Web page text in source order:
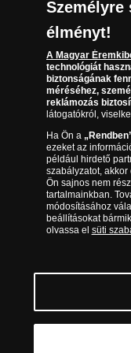
Az érmék és érmek
Gyakran ismételt
Adatkezelés
(díjmentesen
óra között,
Magyar Éremkibocsátó Kft.
Bláthy Ottó utca 3-5.)
Személyre
élményt!
A Magyar
technológiát
biztonságának
méréséhez,
reklámozás
látogatókról,
Ha Ön a
ezeket az
például hirdető
szabályzatot,
Ön sajnos nem
tartalmainkban.
módosításához
beállításokat
olvassa el süti